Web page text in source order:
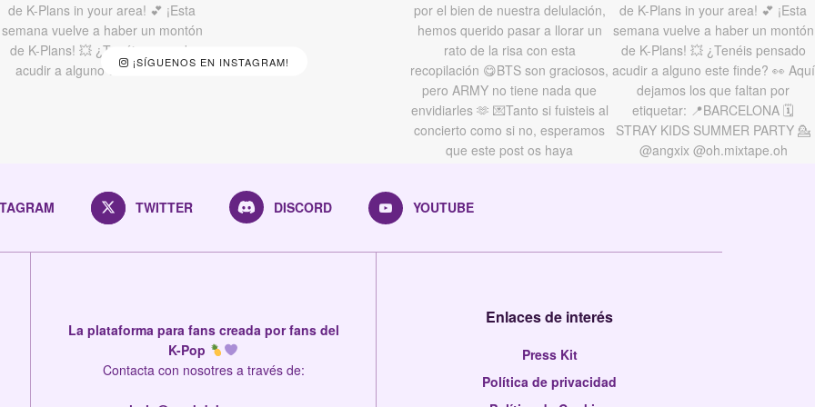
¡SÍGUENOS EN INSTAGRAM!
TWITTER DISCORD YOUTUBE
La plataforma para fans creada por fans del
K-Pop
Contacta con nosotres a través de:
Enlaces de interés
Press Kit
Política de privacidad